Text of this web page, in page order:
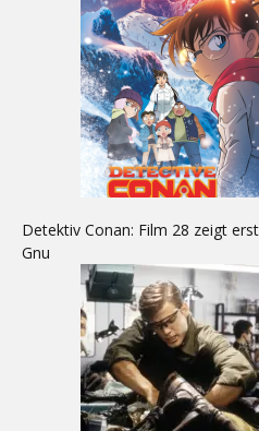
Detektiv Conan: Film 28 zeigt
Gnu